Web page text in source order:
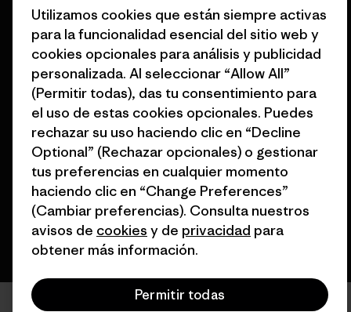
España
© 2026 Patagonia, Inc. Todos los derechos reservados.
español
Utilizamos cookies que están siempre activas
para la funcionalidad esencial del sitio web y
cookies opcionales para análisis y publicidad
personalizada. Al seleccionar “Allow All”
(Permitir todas), das tu consentimiento para
el uso de estas cookies opcionales. Puedes
rechazar su uso haciendo clic en “Decline
Optional” (Rechazar opcionales) o gestionar
tus preferencias en cualquier momento
haciendo clic en “Change Preferences”
(Cambiar preferencias). Consulta nuestros
avisos de cookies y de privacidad para
obtener más información.
Permitir todas